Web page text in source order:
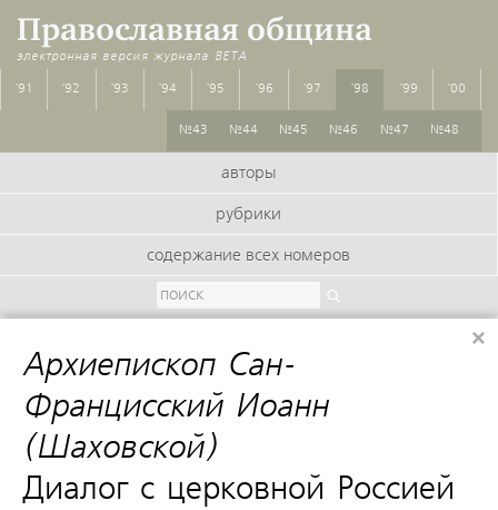
Православная община
электронная версия журнала BETA
'91 '92 '93 '94 '95 '96 '97 '98
№43 №44 №45 №46 №47 №48
'99 '00
авторы
рубрики
содержание всех номеров
Архиепископ Сан-
Францисский Иоанн
(Шаховской):
Диалог с церковной Россией
×